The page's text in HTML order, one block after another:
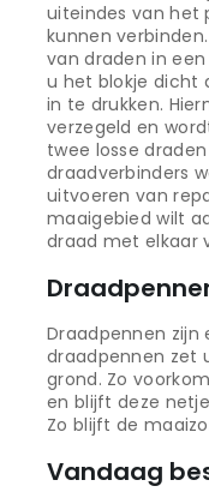
uiteindes van het
kunnen
van draden in
u het blokje dicht
in te drukken.
verzegeld en
twee losse
draadverbinders
uitvoeren van
maaigebied wilt
draad met elkaar
Draadpennen zijn
draadpennen zet
grond. Zo
en blijft deze
Zo blijft de
Vandaag